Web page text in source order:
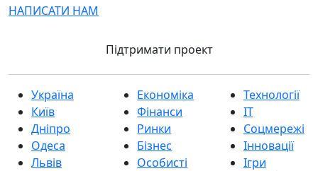
НАПИСАТИ НАМ
Підтримати проект
Україна
Київ
Дніпро
Одеса
Львів
Економіка
Фінанси
Ринки
Бізнес
Особисті
Технології
IT
Соцмережі
Інновації
Ігри